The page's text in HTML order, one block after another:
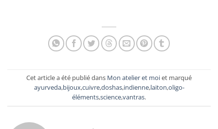
Cet article a été publié dans Mon atelier et moiet marqué
ayurveda,bijoux,cuivre,doshas,indienne,laiton,oligo-
éléments,science,vantras.